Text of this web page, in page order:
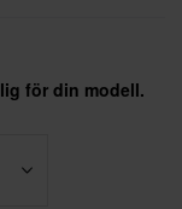
för din modell.